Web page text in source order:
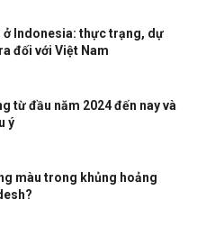
ở Indonesia: thực trạng, dự
đối với Việt Nam
từ đầu năm 2024 đến nay và
ý
màu trong khủng hoảng